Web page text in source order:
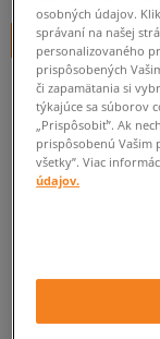
+ 29 BODOV V
Informujte
Ak bude položka
ZISTIŤ
osobných údajov.
správaní na našej
personalizovaného
prispôsobených
či zapamätania si
týkajúce sa súborov
„Prispôsobiť”. Ak
prispôsobenú Vašim
všetky”. Viac
údajov.